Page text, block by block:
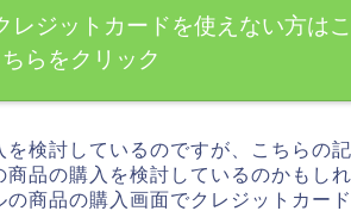
レジットカードを使えない方はこ
ちらをクリック
検討しているのですが、こちらの
品の購入を検討しているのかもしれ
商品の購入画面でクレジットカー